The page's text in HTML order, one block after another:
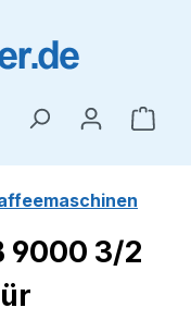
9000 3/2